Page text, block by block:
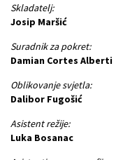
Skladatelj:
Josip Maršić
Suradnik za pokret:
Damian Cortes Alberti
Oblikovanje svjetla:
Dalibor Fugošić
Asistent režije:
Luka Bosanac